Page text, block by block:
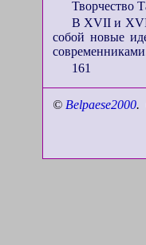
Творчество
В XVII и
собой новые
161
© Belpaese2000.